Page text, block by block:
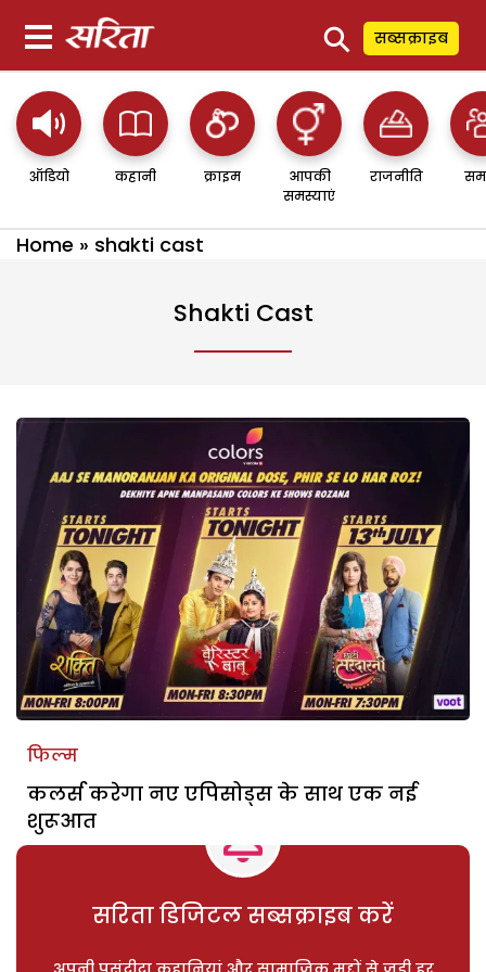
⚲ सब्सक्राइब
ऑडियो कहानी क्राइम
आपकी
समस्याएं
राजनीति
Home » shakti cast
Shakti Cast
फिल्म
कलर्स करेगा नए एपिसोड्स के साथ एक नई
शुरूआत
सरिता डिजिटल सब्सक्राइब करें